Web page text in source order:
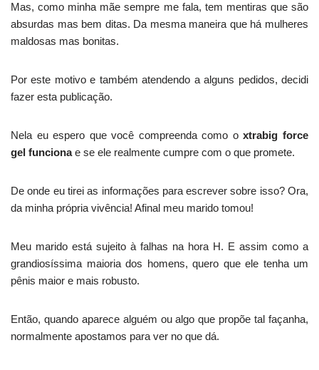
Mas, como minha mãe sempre me fala, tem mentiras que são
absurdas mas bem ditas. Da mesma maneira que há mulheres
maldosas mas bonitas.
Por este motivo e também atendendo a alguns pedidos, decidi
fazer esta publicação.
Nela eu espero que você compreenda como oxtrabig force
gel funcionae se ele realmente cumpre com o que promete.
De onde eu tirei as informações para escrever sobre isso? Ora,
da minha própria vivência! Afinal meu marido tomou!
Meu marido está sujeito à falhas na hora H. E assim como a
grandiosíssima maioria dos homens, quero que ele tenha um
pênis maior e mais robusto.
Então, quando aparece alguém ou algo que propõe tal façanha,
normalmente apostamos para ver no que dá.